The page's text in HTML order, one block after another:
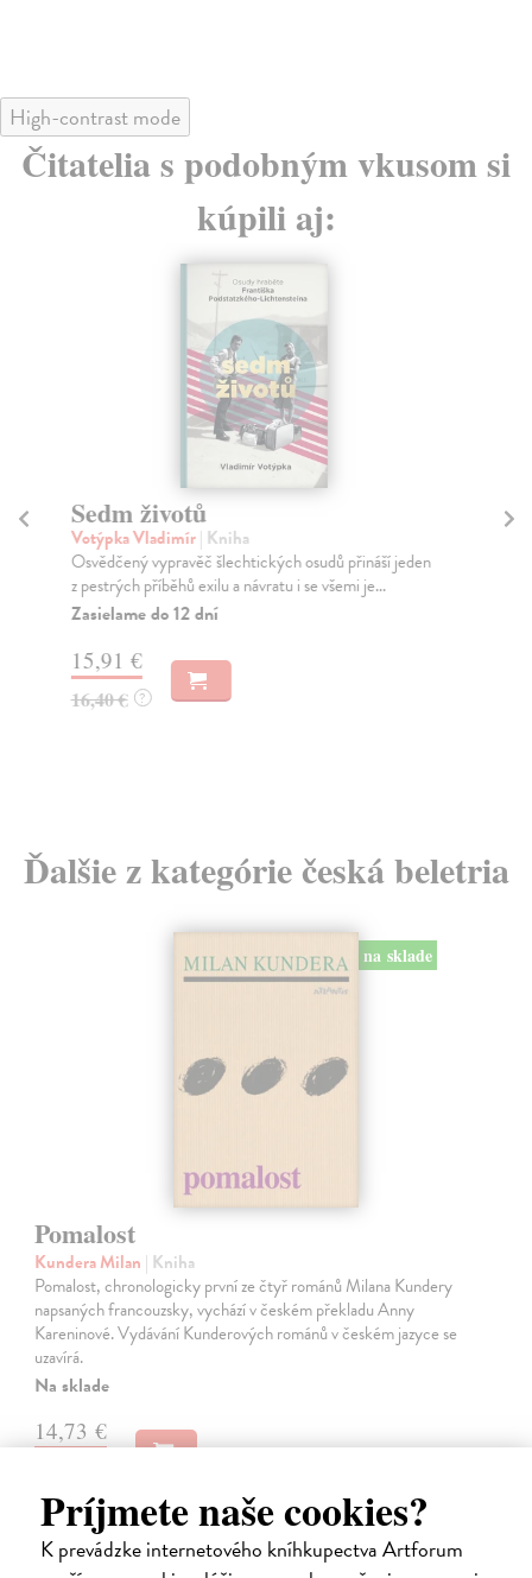
Príjmete naše cookies?
K prevádzke internetového kníhkupectva Artforum
High-contrast mode
Čitatelia s podobným vkusom si
kúpili aj:
Sedm životů
Votýpka Vladimír| Kniha
Osvědčený vypravěč šlechtických osudů přináší jeden
z pestrých příběhů exilu a návratu i se všemi je...
Zasielame do 12 dní
15,91 €
16,40 € ?
Ďalšie z kategórie česká beletria
na sklade
Pomalost
Kundera Milan | Kniha
Pomalost, chronologicky první ze čtyř románů Milana Kundery
napsaných francouzsky, vychází v českém překladu Anny
Kareninové. Vydávání Kunderových románů v českém jazyce se
uzavírá.
Na sklade
14,73 €
na sklade